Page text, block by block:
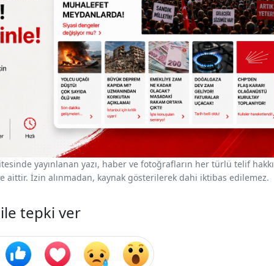
yayınlanan yazı, haber ve fotoğrafların her türlü telif hakkı
aittir. İzin alınmadan, kaynak gösterilerek dahi iktibas edilemez.
tepki ver